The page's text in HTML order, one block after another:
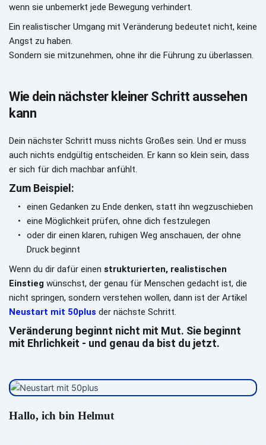
wenn sie unbemerkt jede Bewegung verhindert.
Ein realistischer Umgang mit Veränderung bedeutet nicht, keine
Angst zu haben.
Sondern sie mitzunehmen, ohne ihr die Führung zu überlassen.
Wie dein nächster kleiner Schritt aussehen
kann
Dein nächster Schritt muss nichts Großes sein. Und er muss
auch nichts endgültig entscheiden. Er kann so klein sein, dass
er sich für dich machbar anfühlt.
Zum Beispiel:
einen Gedanken zu Ende denken, statt ihn wegzuschieben
eine Möglichkeit prüfen, ohne dich festzulegen
oder dir einen klaren, ruhigen Weg anschauen, der ohne
Druck beginnt
Wenn du dir dafür einen strukturierten, realistischen
Einstieg wünschst, der genau für Menschen gedacht ist, die
Neustart mit 50plus der nächste Schritt.
Veränderung beginnt nicht mit Mut. Sie beginnt
mit Ehrlichkeit - und genau da bist du jetzt.
Hallo, ich bin Helmut